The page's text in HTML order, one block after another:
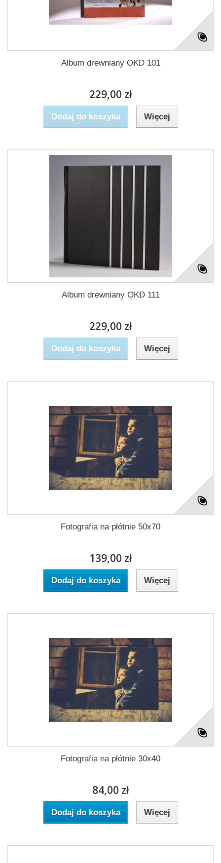
Album drewniany OKD 101
229,00 zł
Dodaj do koszyka Więcej
Album drewniany OKD 111
229,00 zł
Dodaj do koszyka Więcej
Fotografia na płótnie 50x70
139,00 zł
Dodaj do koszyka Więcej
Fotografia na płótnie 30x40
84,00 zł
Dodaj do koszyka Więcej